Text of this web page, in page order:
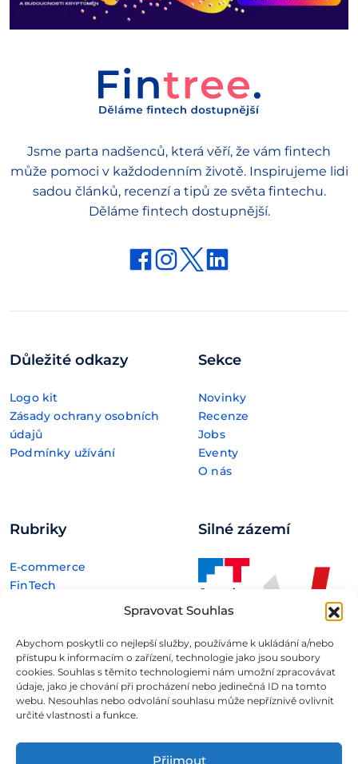
Spravovat Souhlas
Abychom poskytli co nejlepší služby, používáme k ukládání a/nebo
přístupu k informacím o zařízení, technologie jako jsou soubory
cookies. Souhlas s těmito technologiemi nám umožní zpracovávat
údaje, jako je chování při procházení nebo jedinečná ID na tomto
webu. Nesouhlas nebo odvolání souhlasu může nepříznivě ovlivnit
určité vlastnosti a funkce.
Přijmout
Jsme parta nadšenců, která věří, že vám fintech
může pomoci v každodenním životě. Inspirujeme lidi
sadou článků, recenzí a tipů ze světa fintechu.
Děláme fintech dostupnější.
Důležité odkazy
Logo kit
Zásady ochrany osobních
údajů
Podmínky užívání
Sekce
Novinky
Recenze
Jobs
Eventy
O nás
Rubriky
E-commerce
FinTech
Technologie
Silné zázemí
602 00 Brno